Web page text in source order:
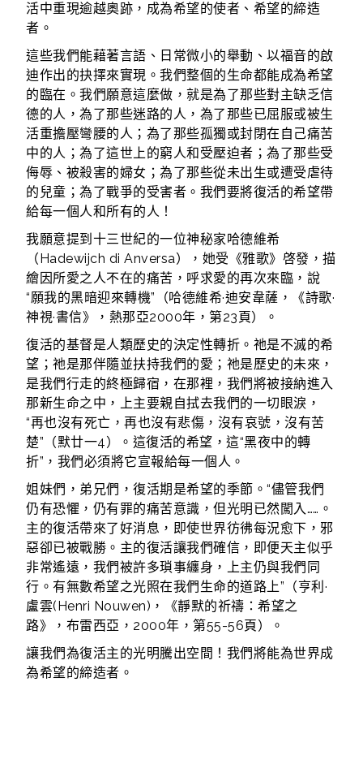
活中重現逾越奧跡，成為希望的使者、希望的締造
者。
這些我們能藉著言語、日常微小的舉動、以福音的啟
迪作出的抉擇來實現。我們整個的生命都能成為希望
的臨在。我們願意這麼做，就是為了那些對主缺乏信
德的人，為了那些迷路的人，為了那些已屈服或被生
活重擔壓彎腰的人；為了那些孤獨或封閉在自己痛苦
中的人；為了這世上的窮人和受壓迫者；為了那些受
侮辱、被殺害的婦女；為了那些從未出生或遭受虐待
的兒童；為了戰爭的受害者。我們要將復活的希望帶
給每一個人和所有的人！
我願意提到十三世紀的一位神秘家哈德維希
（Hadewijch di Anversa），她受《雅歌》啓發，描
繪因所愛之人不在的痛苦，呼求愛的再次來臨，說
“願我的黑暗迎來轉機”（哈德維希·迪安韋薩，《詩歌·
神視·書信》，熱那亞2000年，第23頁）。
復活的基督是人類歷史的決定性轉折。祂是不滅的希
望；祂是那伴隨並扶持我們的愛；祂是歷史的未來，
是我們行走的終極歸宿，在那裡，我們將被接納進入
那新生命之中，上主要親自拭去我們的一切眼淚，
“再也沒有死亡，再也沒有悲傷，沒有哀號，沒有苦
楚”（默廿一4）。這復活的希望，這“黑夜中的轉
折”，我們必須將它宣報給每一個人。
姐妹們，弟兄們，復活期是希望的季節。“儘管我們
仍有恐懼，仍有罪的痛苦意識，但光明已然闖入……。
主的復活帶來了好消息，即使世界彷彿每況愈下，邪
惡卻已被戰勝。主的復活讓我們確信，即便天主似乎
非常遙遠，我們被許多瑣事纏身，上主仍與我們同
行。有無數希望之光照在我們生命的道路上”（亨利·
盧雲(Henri Nouwen)，《靜默的祈禱：希望之
路》，布雷西亞，2000年，第55-56頁）。
讓我們為復活主的光明騰出空間！我們將能為世界成
為希望的締造者。